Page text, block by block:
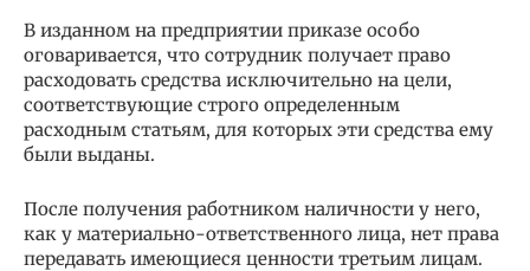
В изданном на предприятии приказе особо
оговаривается, что сотрудник получает право
расходовать средства исключительно на цели,
соответствующие строго определенным
расходным статьям, для которых эти средства ему
были выданы.
После получения работником наличности у него,
как у материально-ответственного лица, нет права
передавать имеющиеся ценности третьим лицам.